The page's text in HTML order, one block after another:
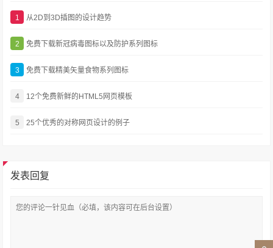
1 从2D到3D插图的设计趋势
2 免费下载新冠病毒图标以及防护系列图标
3 免费下载精美矢量食物系列图标
4 12个免费新鲜的HTML5网页模板
5 25个优秀的对称网页设计的例子
发表回复